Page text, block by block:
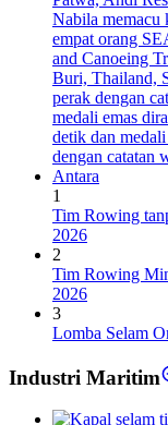
1
Tim Rowing
2026
2
Tim Rowing
2026
3
Lomba Selam
Industri Maritim